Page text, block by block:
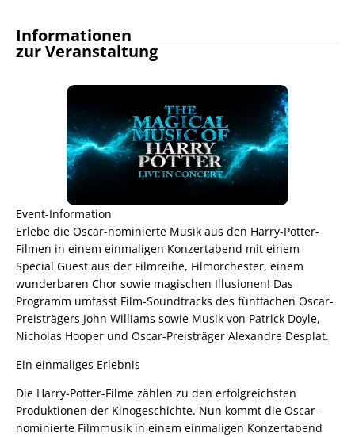
Informationen
zur Veranstaltung
Event-Information
Erlebe die Oscar-nominierte Musik aus den Harry-Potter-
Filmen in einem einmaligen Konzertabend mit einem
Special Guest aus der Filmreihe, Filmorchester, einem
wunderbaren Chor sowie magischen Illusionen! Das
Programm umfasst Film-Soundtracks des fünffachen Oscar-
Preisträgers John Williams sowie Musik von Patrick Doyle,
Nicholas Hooper und Oscar-Preisträger Alexandre Desplat.
Ein einmaliges Erlebnis
Die Harry-Potter-Filme zählen zu den erfolgreichsten
Produktionen der Kinogeschichte. Nun kommt die Oscar-
nominierte Filmmusik in einem einmaligen Konzertabend